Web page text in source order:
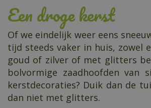
Een droge kerst
Of we eindelijk weer eens
tijd steeds vaker in huis, zowel
goud of zilver of met glitters
bolvormige zaadhoofden
kerstdecoraties? Duik dan de
dan niet met glitters.